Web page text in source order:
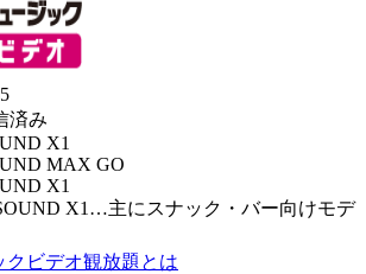
済み
X1
MAX GO
X1
X1 …主にスナック・バー向けモデ
クビデオ観放題とは